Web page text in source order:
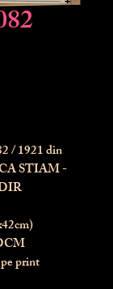
/ 1921 din
STIAM -
print